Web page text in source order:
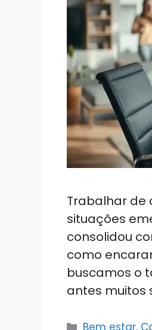
Trabalhar de
situações
consolidou
como
buscamos o
antes muitos
Categorias
Bem estar,